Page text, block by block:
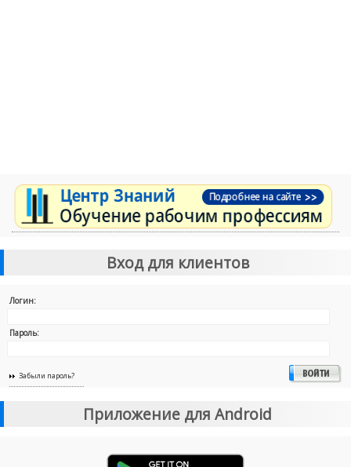
Вход для клиентов
Логин:
Пароль:
Забыли пароль?
Приложение для Android